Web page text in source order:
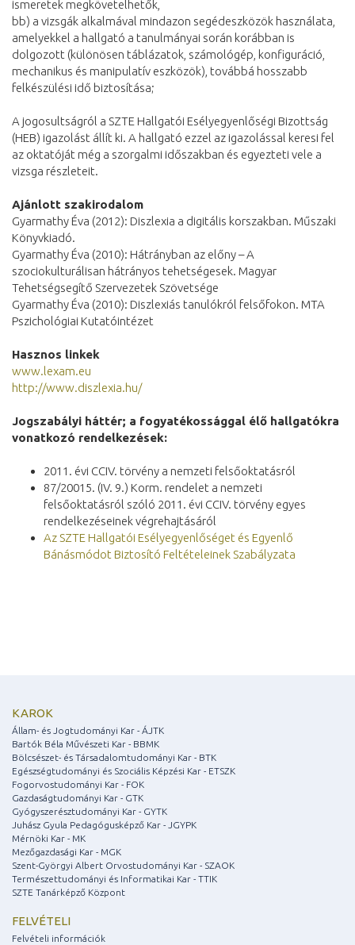
ismeretek megkövetelhetők,
bb) a vizsgák alkalmával mindazon segédeszközök használata,
amelyekkel a hallgató a tanulmányai során korábban is
dolgozott (különösen táblázatok, számológép, konfiguráció,
mechanikus és manipulatív eszközök), továbbá hosszabb
felkészülési idő biztosítása;
A jogosultságról a SZTE Hallgatói Esélyegyenlőségi Bizottság
(HEB) igazolást állít ki. A hallgató ezzel az igazolással keresi fel
az oktatóját még a szorgalmi időszakban és egyezteti vele a
vizsga részleteit.
Ajánlott szakirodalom
Gyarmathy Éva (2012): Diszlexia a digitális korszakban. Műszaki
Könyvkiadó.
Gyarmathy Éva (2010): Hátrányban az előny – A
szociokulturálisan hátrányos tehetségesek. Magyar
Tehetségsegítő Szervezetek Szövetsége
Gyarmathy Éva (2010): Diszlexiás tanulókról felsőfokon. MTA
Pszichológiai Kutatóintézet
Hasznos linkek
www.lexam.eu
http://www.diszlexia.hu/
Jogszabályi háttér; a fogyatékossággal élő hallgatókra
vonatkozó rendelkezések:
2011. évi CCIV. törvény a nemzeti felsőoktatásról
87/20015. (IV. 9.) Korm. rendelet a nemzeti
felsőoktatásról szóló 2011. évi CCIV. törvény egyes
rendelkezéseinek végrehajtásáról
Az SZTE Hallgatói Esélyegyenlőséget és Egyenlő
Bánásmódot Biztosító Feltételeinek Szabályzata
KAROK
Állam- és Jogtudományi Kar - ÁJTK
Bartók Béla Művészeti Kar - BBMK
Bölcsészet- és Társadalomtudományi Kar - BTK
Egészségtudományi és Szociális Képzési Kar - ETSZK
Fogorvostudományi Kar - FOK
Gazdaságtudományi Kar - GTK
Gyógyszerésztudományi Kar - GYTK
Juhász Gyula Pedagógusképző Kar - JGYPK
Mérnöki Kar - MK
Mezőgazdasági Kar - MGK
Szent-Györgyi Albert Orvostudományi Kar - SZAOK
Természettudományi és Informatikai Kar - TTIK
SZTE Tanárképző Központ
FELVÉTELI
Felvételi információk